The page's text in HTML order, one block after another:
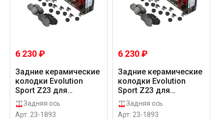
6 230 ₽
Задние керамические
колодки Evolution
Sport Z23 для
Mercedes-Benz 116
CDI BLUETEC W477
Задняя ось
Арт: 23-1893
6 230 ₽
Задние керамические
колодки Evolution
Sport Z23 для
Mercedes-Benz 119
CDI BLUETEC W447
Задняя ось
Арт: 23-1893